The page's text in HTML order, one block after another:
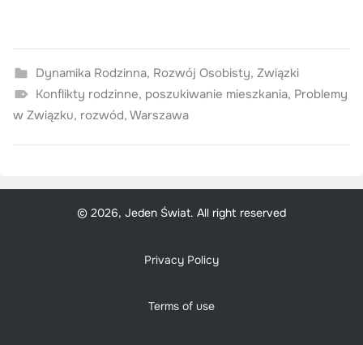
Dynamika Rodzinna, Rozwój Osobisty, Związki
Konflikty rodzinne, poszukiwanie mieszkania, Problemy
w Związku, rozwód, Warszawa
© 2026, Jeden Świat. All right reserved
Privacy Policy
Terms of use